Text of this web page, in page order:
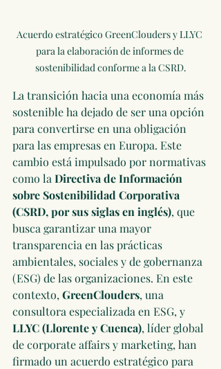
Acuerdo estratégico GreenClouders y LLYC
para la elaboración de informes de
sostenibilidad conforme a la CSRD.
La transición hacia una economía más
sostenible ha dejado de ser una opción
para convertirse en una obligación
para las empresas en Europa. Este
cambio está impulsado por normativas
como la Directiva de Información
sobre Sostenibilidad Corporativa
(CSRD, por sus siglas en inglés), que
busca garantizar una mayor
transparencia en las prácticas
ambientales, sociales y de gobernanza
(ESG) de las organizaciones. En este
contexto, GreenClouders, una
consultora especializada en ESG, y
LLYC (Llorente y Cuenca), líder global
de corporate affairs y marketing, han
firmado un acuerdo estratégico para